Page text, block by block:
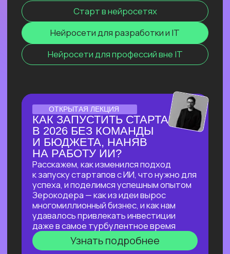
ОНЛАЙН-СЕМИНАР
ПО ПЕРПЛЕКСИТИ ИИ ДЛЯ
ПЕДАГОГОВ
И РЕПЕТИТОРОВ
Соберем «вау-урок» для ваших
учеников и студентов за минуты
и расскажем, как сделать это
стабильной практикой.
Узнать подробнее
ПО ПРИМЕНЕНИЮ ИИ
ДЛЯ ЮРИДИЧЕСКИХ ЗАДАЧ
В прямом эфире мы покажем, как
с помощью ИИ автоматизировать
до 90% работы со сложными
документами, за минуты проверять
их на соответствие законодательству
и кратно сократить время на рутинные
задачи!
Узнать подробнее
ОНЛАЙН-ПРАКТИКУМ
ПО НЕЙРОСЕТЯМ
ДЛЯ САМОЗАНЯТЫХ,
РУКОВОДИТЕЛЕЙ
И ВЛАДЕЛЬЦЕВ БИЗНЕСА